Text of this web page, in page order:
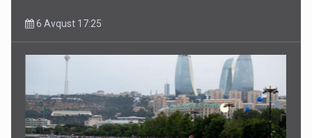
6 Avqust 17:25